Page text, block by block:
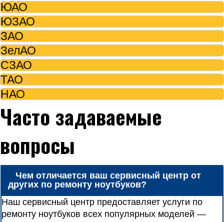
ЮАО
ЮЗАО
ЗАО
ЗелАО
СЗАО
ТАО
НАО
Часто задаваемые
вопросы
Чем отличается ваш сервисный центр от
других по ремонту ноутбуков?
Наш сервисный центр предоставляет услуги по
ремонту ноутбуков всех популярных моделей —